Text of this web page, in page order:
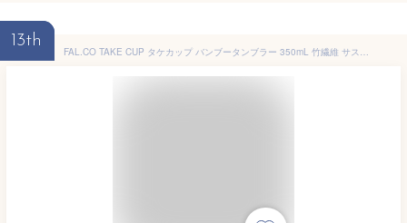
13th
FAL.CO TAKE CUP タケカップ バンブータンブラー 350mL 竹繊維 サスティナブル ミニマル アウトドア キャンプ マグカップ (本体：ブラック シリコン：グレー)